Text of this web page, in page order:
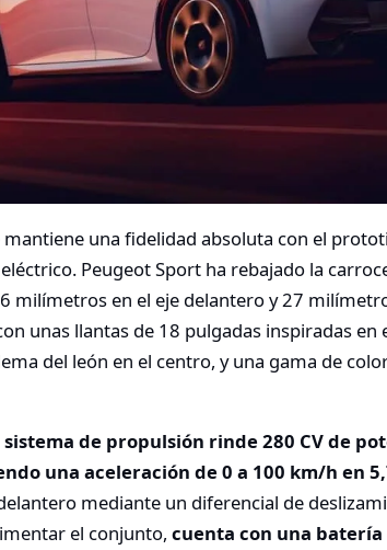
una fidelidad absoluta con el
Peugeot Sport ha rebajado la
milímetros en el eje delantero y 27
unas llantas de 18 pulgadas inspiradas en
del león en el centro, y una gama de
sistema de propulsión rinde 280 CV de
una aceleración de 0 a 100 km/h en
mediante un diferencial de
el conjunto, cuenta con una